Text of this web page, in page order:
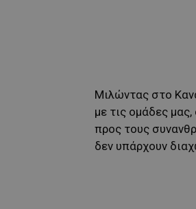
Μιλώντας στο
με τις ομάδες
προς τους
δεν υπάρχουν